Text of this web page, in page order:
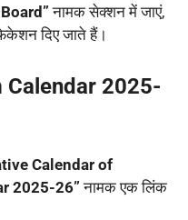
नामक सेक्शन में जाएं,
दिए जाते हैं।
Calendar 2025-
Calendar of
2025-26” नामक एक लिंक